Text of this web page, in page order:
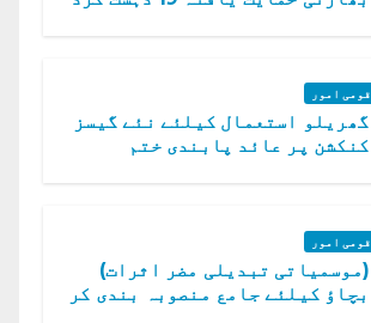
قومی امور
گھریلو استعمال کیلئے نئے گیسز
کنکشن پر عائد پابندی ختم
قومی امور
(موسمیاتی تبدیلی مضر اثرات)
بچاؤ کیلئے جامع منصوبہ بندی کر